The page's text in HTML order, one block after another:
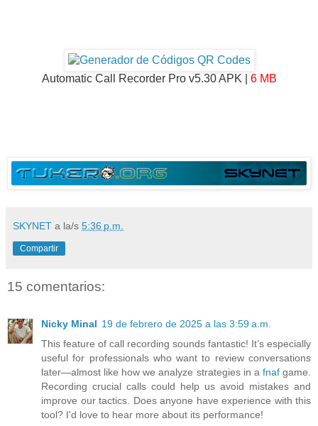
Automatic Call Recorder Pro v5.30 APK | 6 MB
SKYNET a la/s 5:36 p.m.
Compartir
15 comentarios:
Nicky Minal 19 de febrero de 2025 a las 3:59 a.m.
This feature of call recording sounds fantastic! It’s especially
useful for professionals who want to review conversations
later—almost like how we analyze strategies in a fnafgame.
Recording crucial calls could help us avoid mistakes and
improve our tactics. Does anyone have experience with this
tool? I'd love to hear more about its performance!